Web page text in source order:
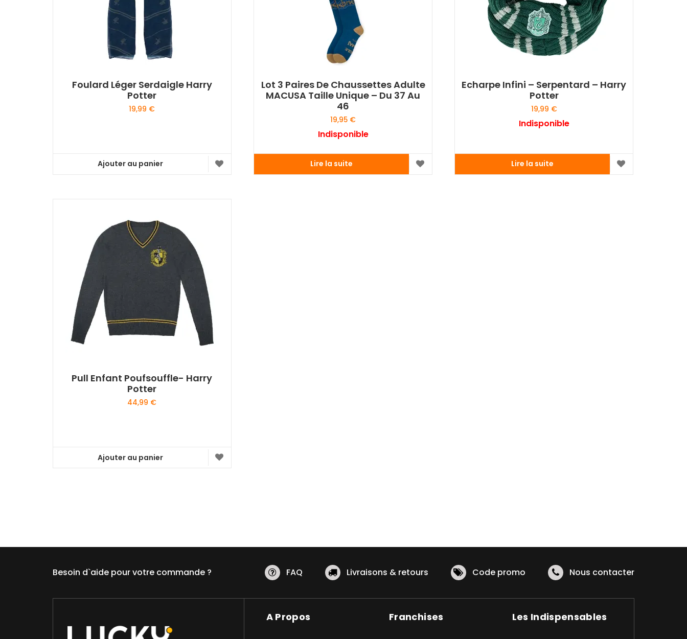
Foulard Léger Serdaigle Harry
Potter
19,99 €
Ajouter au panier
Lot 3 Paires De Chaussettes Adulte
MACUSA Taille Unique – Du 37 Au
46
19,95 €
Indisponible
Lire la suite
Echarpe Infini – Serpentard – Harry
Potter
19,99 €
Indisponible
Lire la suite
Pull Enfant Poufsouffle- Harry
Potter
44,99 €
Ajouter au panier
Besoin d`aide pour votre commande ? FAQ Livraisons & retours Code promo Nous contacter
A Propos Franchises Les Indispensables